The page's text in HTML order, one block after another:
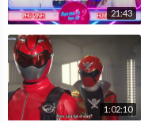
21:43
1:02:10